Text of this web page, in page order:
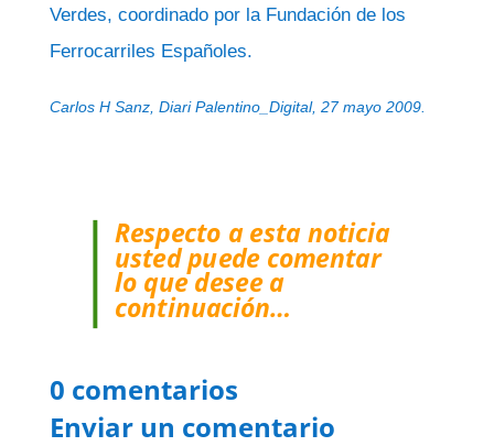
Verdes, coordinado por la Fundación de los
Ferrocarriles Españoles.
Carlos H Sanz, Diari Palentino_Digital, 27 mayo 2009.
Respecto a esta noticia
usted puede comentar
lo que desee a
continuación…
0 comentarios
Enviar un comentario